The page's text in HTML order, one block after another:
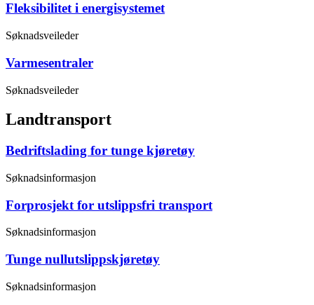
Fleksibilitet i energisystemet
Søknadsveileder
Varmesentraler
Søknadsveileder
Landtransport
Bedriftslading for tunge kjøretøy
Søknadsinformasjon
Forprosjekt for utslippsfri transport
Søknadsinformasjon
Tunge nullutslippskjøretøy
Søknadsinformasjon